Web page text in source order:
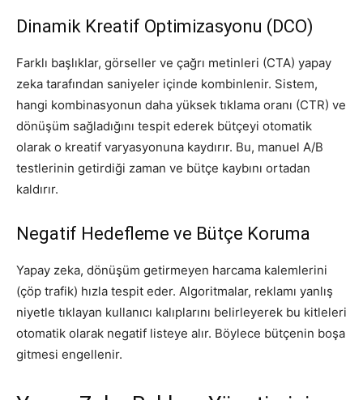
Dinamik Kreatif Optimizasyonu (DCO)
Farklı başlıklar, görseller ve çağrı metinleri (CTA) yapay
zeka tarafından saniyeler içinde kombinlenir. Sistem,
hangi kombinasyonun daha yüksek tıklama oranı (CTR) ve
dönüşüm sağladığını tespit ederek bütçeyi otomatik
olarak o kreatif varyasyonuna kaydırır. Bu, manuel A/B
testlerinin getirdiği zaman ve bütçe kaybını ortadan
kaldırır.
Negatif Hedefleme ve Bütçe Koruma
Yapay zeka, dönüşüm getirmeyen harcama kalemlerini
(çöp trafik) hızla tespit eder. Algoritmalar, reklamı yanlış
niyetle tıklayan kullanıcı kalıplarını belirleyerek bu kitleleri
otomatik olarak negatif listeye alır. Böylece bütçenin boşa
gitmesi engellenir.